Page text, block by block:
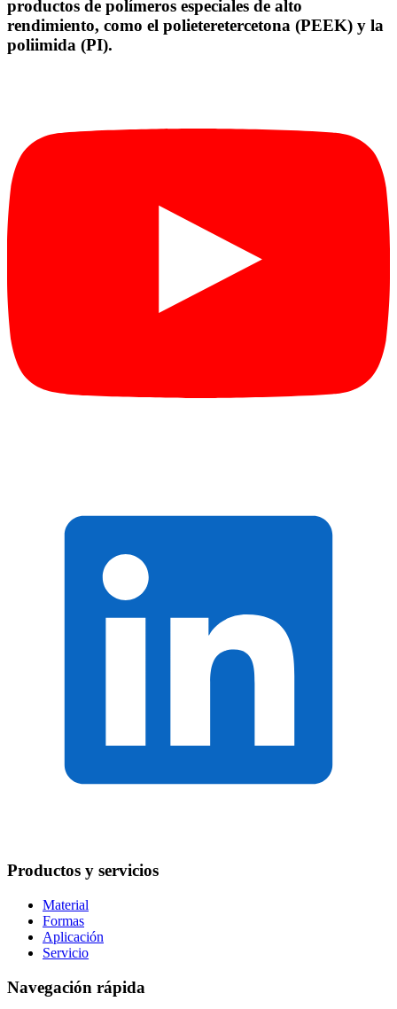
productos de polímeros especiales de alto
rendimiento, como el polieteretercetona (PEEK) y la
poliimida (PI).
Productos y servicios
Material
Formas
Aplicación
Servicio
Navegación rápida